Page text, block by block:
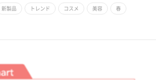
新製品 トレンド コスメ 美容 春